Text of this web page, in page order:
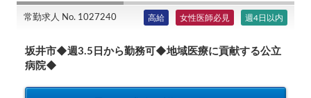
常勤求人 No. 1027240 高給 女性医師必見 週4日以内
坂井市◆週3.5日から勤務可◆地域医療に貢献する公立
病院◆